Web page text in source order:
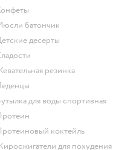
конфеты
мюсли батончик
детские десерты
сладости
жевательная резинка
леденцы
Бутылка для воды спортивная
Протеин
Протеиновый коктейль
Жиросжигатели для похудения